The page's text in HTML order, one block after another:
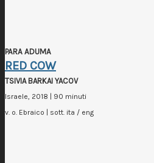
PARA ADUMA
RED COW
TSIVIA BARKAI YACOV
Israele, 2018 | 90 minuti
v. o. Ebraico | sott. ita / eng